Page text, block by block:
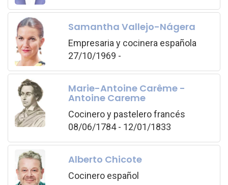
Samantha Vallejo-Nágera
Empresaria y cocinera española
27/10/1969 -
Marie-Antoine Carême -
Antoine Careme
Cocinero y pastelero francés
08/06/1784 - 12/01/1833
Alberto Chicote
Cocinero español